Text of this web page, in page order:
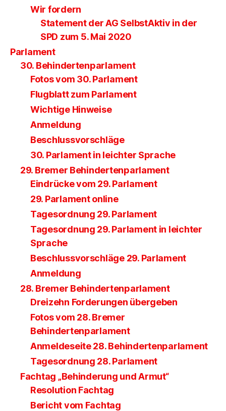
Wir fordern
Statement der AG SelbstAktiv in der
SPD zum 5. Mai 2020
Parlament
30. Behindertenparlament
Fotos vom 30. Parlament
Flugblatt zum Parlament
Wichtige Hinweise
Anmeldung
Beschlussvorschläge
30. Parlament in leichter Sprache
29. Bremer Behindertenparlament
Eindrücke vom 29. Parlament
29. Parlament online
Tagesordnung 29. Parlament
Tagesordnung 29. Parlament in leichter
Sprache
Beschlussvorschläge 29. Parlament
Anmeldung
28. Bremer Behindertenparlament
Dreizehn Forderungen übergeben
Fotos vom 28. Bremer
Behindertenparlament
Anmeldeseite 28. Behindertenparlament
Tagesordnung 28. Parlament
Fachtag „Behinderung und Armut“
Resolution Fachtag
Bericht vom Fachtag